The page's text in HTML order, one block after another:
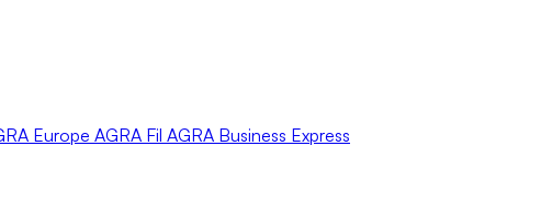
Europe AGRA Fil AGRA Business Express